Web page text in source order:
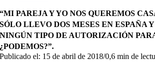
“MI PAREJA Y YO NOS QUEREMOS
SÓLO LLEVO DOS MESES EN ESPAÑA
NINGÚN TIPO DE AUTORIZACIÓN
¿PODEMOS?”.
Publicado el: 15 de abril de 2018/0,6 min de